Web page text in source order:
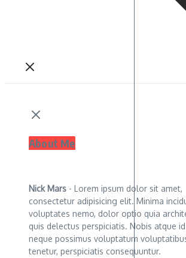
About Me
Nick Mars - Lorem ipsum dolor sit amet,
consectetur adipisicing elit. Minima
voluptates nemo, dolor optio quia
quis delectus perspiciatis. Nobis atque
neque possimus voluptatum
tenetur, perspiciatis consequuntur.